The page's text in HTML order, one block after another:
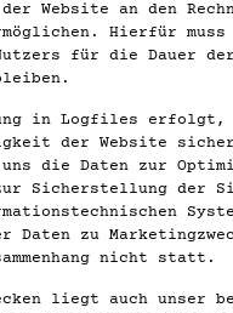
Website an den
Hierfür
für die Dauer
in Logfiles erfolgt,
der Website
uns die Daten zur
Sicherstellung der
Daten zu
nicht statt.
liegt auch unser